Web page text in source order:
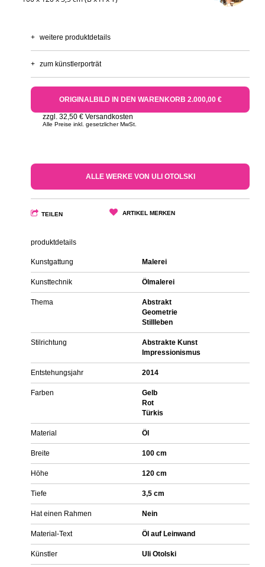
+ weitere produktdetails
+ zum künstlerporträt
ORIGINALBILD IN DEN WARENKORB 2.000,00 €
zzgl. 32,50 € Versandkosten
Alle Preise inkl. gesetzlicher MwSt.
ALLE WERKE VON ULI OTOLSKI
TEILEN ARTIKEL MERKEN
produktdetails
Kunstgattung Malerei
Kunsttechnik Ölmalerei
Thema
Abstrakt
Geometrie
Stillleben
Stilrichtung
Abstrakte Kunst
Impressionismus
Entstehungsjahr 2014
Farben
Gelb
Rot
Türkis
Material Öl
Breite 100 cm
Höhe 120 cm
Tiefe 3,5 cm
Hat einen Rahmen Nein
Material-Text Öl auf Leinwand
Künstler Uli Otolski